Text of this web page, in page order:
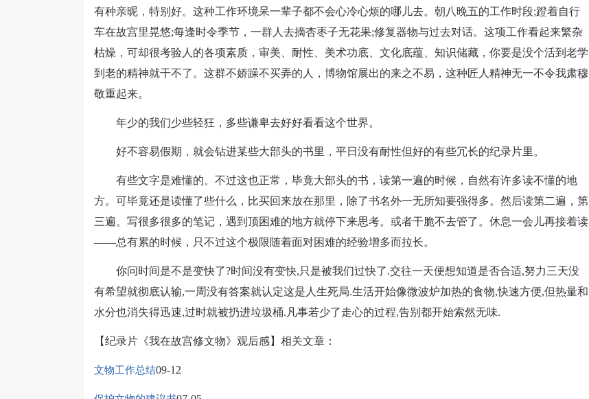
有种亲昵，特别好。这种工作环境呆一辈子都不会心冷心烦的哪儿去。朝八晚五的工作时段;蹬着自行
车在故宫里晃悠;每逢时令季节，一群人去摘杏枣子无花果;修复器物与过去对话。这项工作看起来繁杂
枯燥，可却很考验人的各项素质，审美、耐性、美术功底、文化底蕴、知识储藏，你要是没个活到老学
到老的精神就干不了。这群不娇躁不买弄的人，博物馆展出的来之不易，这种匠人精神无一不令我肃穆
敬重起来。
年少的我们少些轻狂，多些谦卑去好好看看这个世界。
好不容易假期，就会钻进某些大部头的书里，平日没有耐性但好的有些冗长的纪录片里。
有些文字是难懂的。不过这也正常，毕竟大部头的书，读第一遍的时候，自然有许多读不懂的地
方。可毕竟还是读懂了些什么，比买回来放在那里，除了书名外一无所知要强得多。然后读第二遍，第
三遍。写很多很多的笔记，遇到顶困难的地方就停下来思考。或者干脆不去管了。休息一会儿再接着读
——总有累的时候，只不过这个极限随着面对困难的经验增多而拉长。
你问时间是不是变快了?时间没有变快,只是被我们过快了.交往一天便想知道是否合适,努力三天没
有希望就彻底认输,一周没有答案就认定这是人生死局.生活开始像微波炉加热的食物,快速方便,但热量和
水分也消失得迅速,过时就被扔进垃圾桶.凡事若少了走心的过程,告别都开始索然无味.
【纪录片《我在故宫修文物》观后感】相关文章：
文物工作总结09-12